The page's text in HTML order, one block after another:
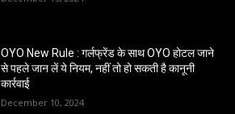
OYO New Rule : गर्लफ्रेंड के साथ OYO होटल जाने
से पहले जान लें ये नियम, नहीं तो हो सकती है कानूनी
कार्रवाई
December 10, 2024